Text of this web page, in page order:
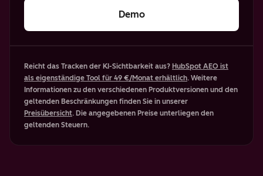
Demo
Reicht das Tracken der KI-Sichtbarkeit aus? HubSpot AEO ist
als eigenständige Tool für 49 €/Monat erhältlich. Weitere
Informationen zu den verschiedenen Produktversionen und den
geltenden Beschränkungen finden Sie in unserer
Preisübersicht. Die angegebenen Preise unterliegen den
geltenden Steuern.